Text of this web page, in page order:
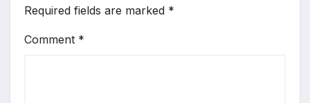
Required fields are marked *
Comment *